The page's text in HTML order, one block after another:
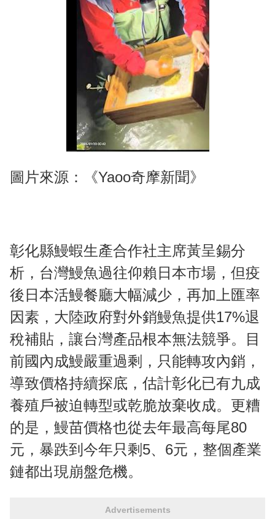
圖片來源：《Yaoo奇摩新聞》
彰化縣鰻蝦生產合作社主席黃呈錫分
析，台灣鰻魚過往仰賴日本市場，但疫
後日本活鰻餐廳大幅減少，再加上匯率
因素，大陸政府對外銷鰻魚提供17%退
稅補貼，讓台灣產品根本無法競爭。目
前國內成鰻嚴重過剩，只能轉攻內銷，
導致價格持續探底，估計彰化已有九成
養殖戶被迫轉型或乾脆放棄收成。更糟
的是，鰻苗價格也從去年最高每尾80
元，暴跌到今年只剩5、6元，整個產業
鏈都出現崩盤危機。
Advertisements